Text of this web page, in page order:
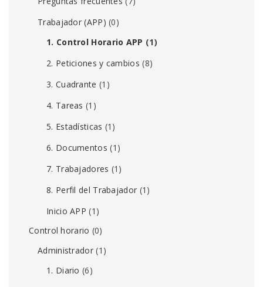
Trabajador (APP) (0)
1. Control Horario APP (1)
2. Peticiones y cambios (8)
3. Cuadrante (1)
4. Tareas (1)
5. Estadísticas (1)
6. Documentos (1)
7. Trabajadores (1)
8. Perfil del Trabajador (1)
Inicio APP (1)
Control horario (0)
Administrador(1)
1. Diario (6)